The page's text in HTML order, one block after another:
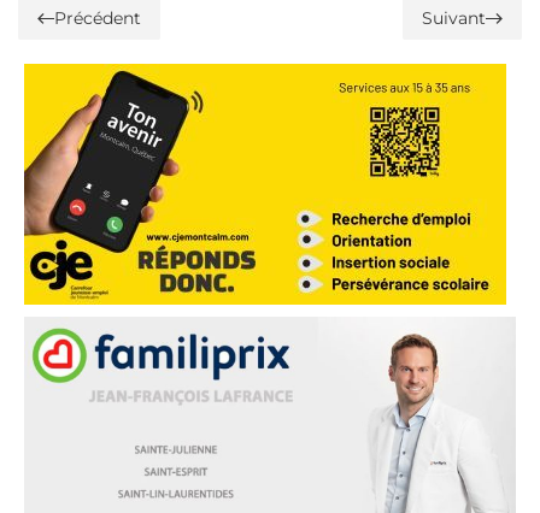
Précédent Suivant